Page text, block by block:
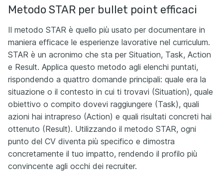
Metodo STAR per bullet point efficaci
Il metodo STAR è quello più usato per documentare in
maniera efficace le esperienze lavorative nel curriculum.
STAR è un acronimo che sta per Situation, Task, Action
e Result. Applica questo metodo agli elenchi puntati,
rispondendo a quattro domande principali: quale era la
situazione o il contesto in cui ti trovavi (Situation), quale
obiettivo o compito dovevi raggiungere (Task), quali
azioni hai intrapreso (Action) e quali risultati concreti hai
ottenuto (Result). Utilizzando il metodo STAR, ogni
punto del CV diventa più specifico e dimostra
concretamente il tuo impatto, rendendo il profilo più
convincente agli occhi dei recruiter.